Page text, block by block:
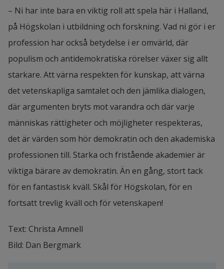
– Ni har inte bara en viktig roll att spela här i Halland,
på Högskolan i utbildning och forskning. Vad ni gör i er
profession har också betydelse i er omvärld, där
populism och antidemokratiska rörelser växer sig allt
starkare. Att värna respekten för kunskap, att värna
det vetenskapliga samtalet och den jämlika dialogen,
där argumenten bryts mot varandra och där varje
människas rättigheter och möjligheter respekteras,
det är värden som hör demokratin och den akademiska
professionen till. Starka och fristående akademier är
viktiga bärare av demokratin. Än en gång, stort tack
för en fantastisk kväll. Skål för Högskolan, för en
fortsatt trevlig kväll och för vetenskapen!
Text: Christa Amnell
Bild: Dan Bergmark